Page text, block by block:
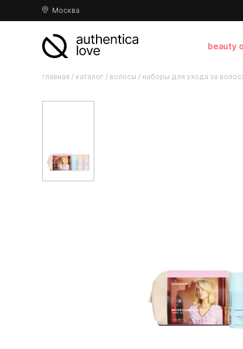
Москва
beauty
главная / каталог / волосы / наборы для ухода за